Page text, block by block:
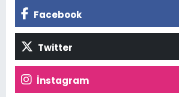
Facebook
Twitter
İnstagram